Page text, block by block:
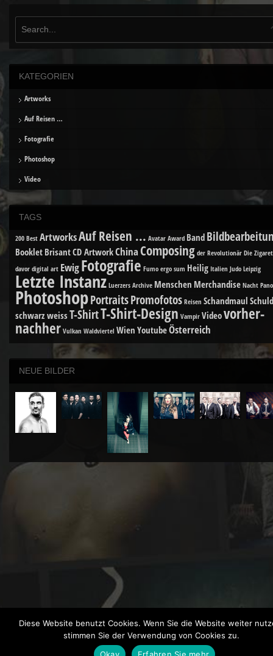
KATEGORIEN
Artworks
Auf Reisen …
Fotografie
Photoshop
Video
TAGS
200 Best ArtworksAuf Reisen ... Avatar Award Band
Booklet BrisantCD ArtworkChinaComposing der Revolutionär Die
davor digital art EwigFotografie Fumo ergo sum Heilig Italien Judo Leipzig
Letzte Instanz Luerzers Archive Menschen Merchandise Nacht
PhotoshopPortraitsPromofotos Reisen Schandmaul
schwarz weissT-ShirtT-Shirt-Design Vampir Videovorher-
nachher Vulkan Waldviertel Wien YoutubeÖsterreich
NEUE BILDER
KONTAKT / DATENSCHUTZ IMPRESSUM
Diese Website benutzt Cookies. Wenn Sie die Website weiter
stimmen Sie der Verwendung von Cookies zu.
Okay
Erfahren Sie mehr